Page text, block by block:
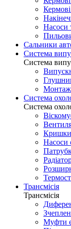
Насоси
Сальники
Система
Система
Система
Система
Кришки
Насоси
Трансмісія
Трансмісія
Муфти